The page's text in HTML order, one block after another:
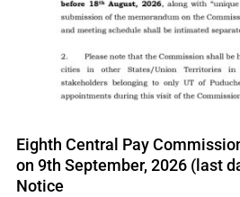
Eighth Central Pay
on 9th September, 2026 (last
Notice